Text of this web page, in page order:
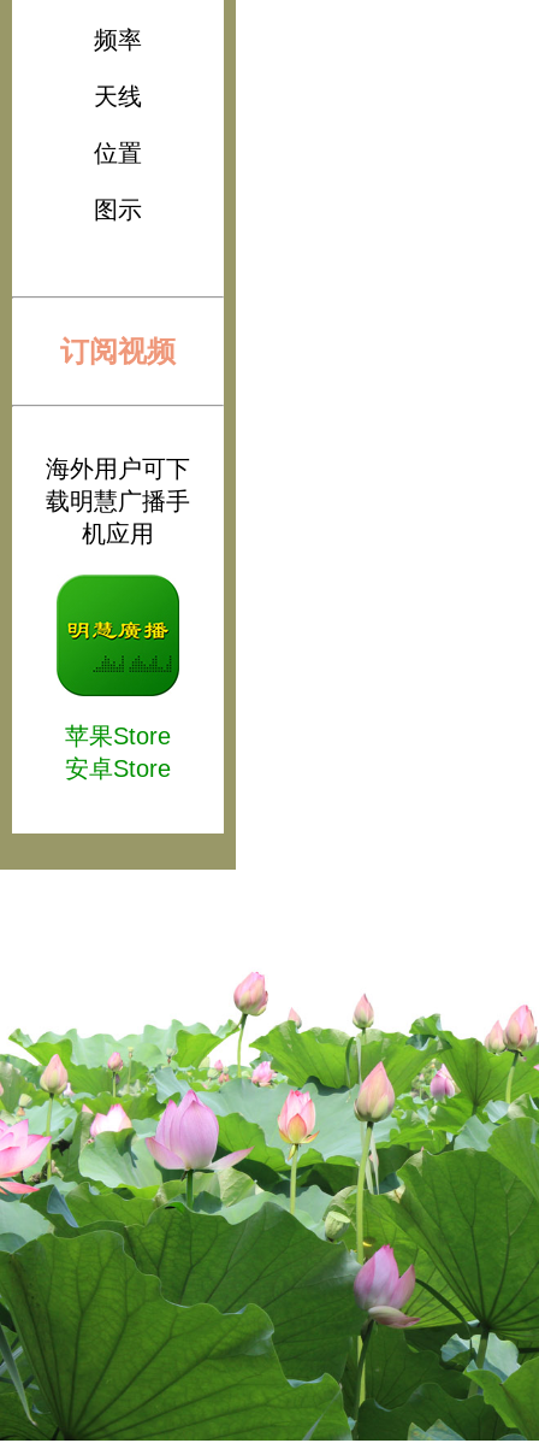
频率
天线
位置
图示
订阅视频
海外用户可下
载明慧广播手
机应用
苹果Store
安卓Store